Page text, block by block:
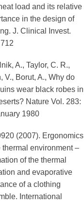
load and its relative
in the design of
J. Clinical Invest.
A., Taylor, C. R.,
V., Borut, A., Why do
wear black robes in
Nature Vol. 283:
1980
(2007). Ergonomics
thermal environment –
of the thermal
and evaporative
of a clothing
International